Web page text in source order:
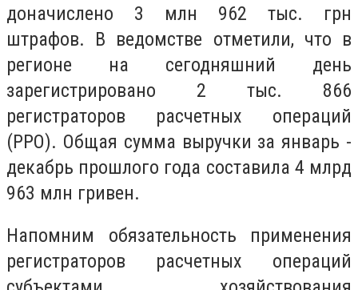
доначислено 3 млн 962 тыс. грн
штрафов. В ведомстве отметили, что в
регионе на сегодняшний день
зарегистрировано 2 тыс. 866
регистраторов расчетных операций
(РРО). Общая сумма выручки за январь -
декабрь прошлого года составила 4 млрд
963 млн гривен.
Напомним обязательность применения
регистраторов расчетных операций